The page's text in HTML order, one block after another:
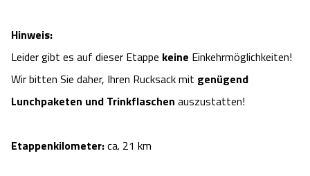
Hinweis:
Leider gibt es auf dieser Etappe keine Einkehrmöglichkeiten!
Wir bitten Sie daher, Ihren Rucksack mit genügend
Lunchpaketen und Trinkflaschen auszustatten!
Etappenkilometer:ca. 21 km